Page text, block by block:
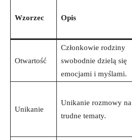
Wzorzec Opis
Otwartość
Członkowie ⁢rodziny
swobodnie​ dzielą się
emocjami i myślami.
Unikanie
Unikanie rozmowy na
trudne tematy.